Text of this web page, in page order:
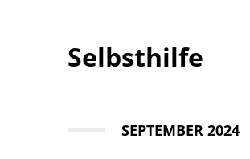
Selbsthilfe
SEPTEMBER 2024